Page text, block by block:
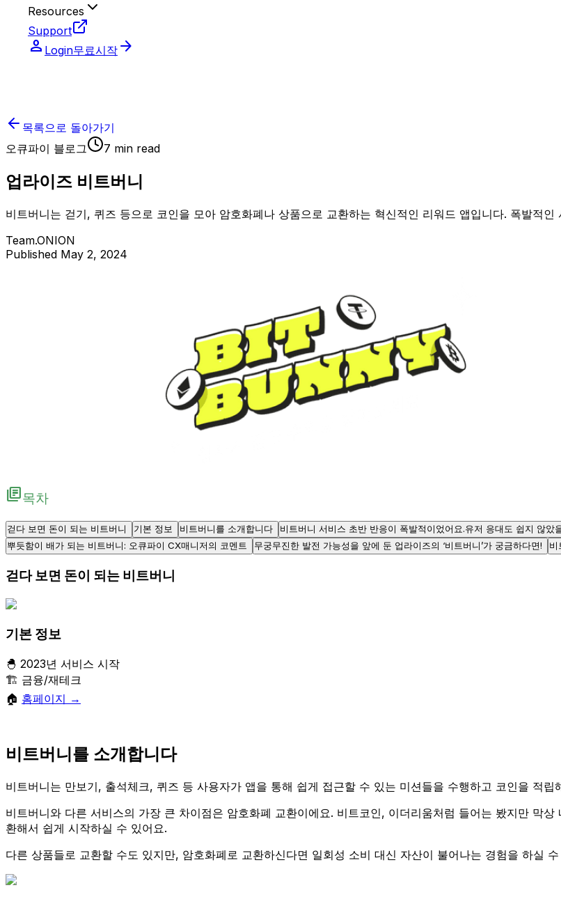
Resources
Support
person Login무료시작 arrow_forward
목록으로 돌아가기
오큐파이 블로그
7 min read
업라이즈 비트버니
비트버니는 걷기, 퀴즈 등으로 코인을 모아 암호화폐나 상품으로 교환하는 혁신적인 리워드 앱입니다. 폭발적
Team.ONION
Published May 2, 2024
library_books목차
걷다 보면 돈이 되는 비트버니 기본 정보 비트버니를 소개합니다 비트버니 서비스 초반 반응이 폭발적이었어요.유저 응대도 쉽지 않았
뿌듯함이 배가 되는 비트버니: 오큐파이 CX매니저의 코멘트
무궁무진한 발전 가능성을 앞에 둔 업라이즈의 ‘비트버니’가 궁금하다면! 비
걷다 보면 돈이 되는 비트버니
기본 정보
🐣 2023년 서비스 시작
🏗 금융/재테크
🏠 홈페이지 →
비트버니를 소개합니다
비트버니는 만보기, 출석체크, 퀴즈 등 사용자가 앱을 통해 쉽게 접근할 수 있는 미션들을 수행하고 코인을 적
비트버니와 다른 서비스의 가장 큰 차이점은 암호화폐 교환이에요. 비트코인, 이더리움처럼 들어는 봤지만 막
환해서 쉽게 시작하실 수 있어요.
다른 상품들로 교환할 수도 있지만, 암호화폐로 교환하신다면 일회성 소비 대신 자산이 불어나는 경험을 하실